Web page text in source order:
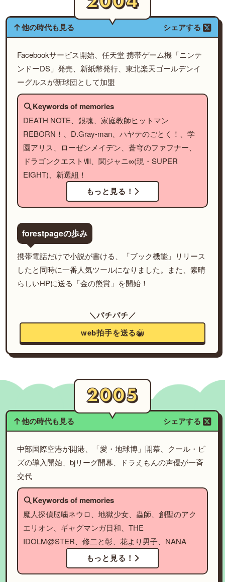
他の時代も見る シェアする
Facebookサービス開始、任天堂 携帯ゲーム機「ニンテ
ンドーDS」発売、新紙幣発行、東北楽天ゴールデンイ
ーグルスが新球団として加盟
Keywords of memories
DEATH NOTE、銀魂、家庭教師ヒットマン
REBORN！、D.Gray-man、ハヤテのごとく！、学
園アリス、ローゼンメイデン、蒼穹のファフナー、
ドラゴンクエストⅧ、関ジャニ∞(現・SUPER
EIGHT)、新選組！
もっと見る！
forestpageの歩み
携帯電話だけで小説が書ける、「ブック機能」リリース
したと同時に一番人気ツールになりました。また、素晴
らしいHPに送る「金の熊賞」を開始！
＼パチパチ／
web拍手を送る
他の時代も見る シェアする
中部国際空港が開港、「愛・地球博」開幕、クール・ビ
ズの導入開始、bjリーグ開幕、ドラえもんの声優が一斉
交代
Keywords of memories
魔人探偵脳噛ネウロ、地獄少女、蟲師、創聖のアク
エリオン、ギャグマンガ日和、THE
IDOLM@STER、修二と彰、花より男子、NANA
もっと見る！